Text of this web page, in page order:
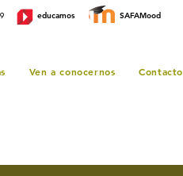
educamos SAFAMood
Ven a conocernos Contacto